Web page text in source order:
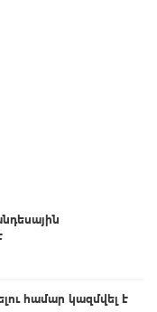
համար կազմվել է